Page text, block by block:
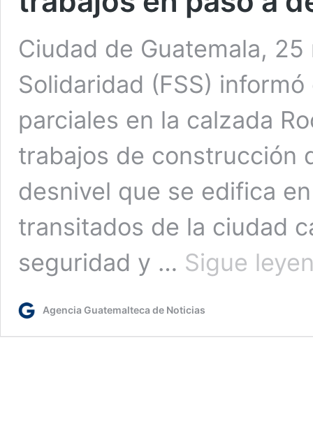
Ciudad de Guatemala,
Solidaridad (FSS)
parciales en la calzada
trabajos de construcción
desnivel que se edifica
transitados de la ciudad
seguridad y … Sigue
Agencia Guatemalteca de Noticias